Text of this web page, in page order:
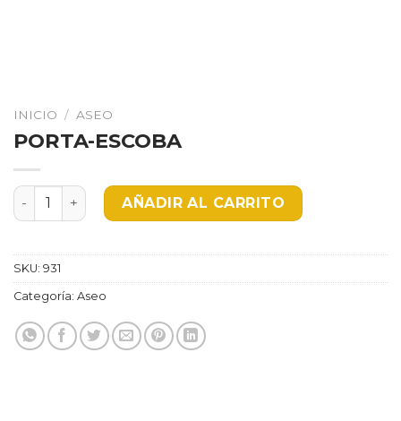
INICIO / ASEO
PORTA-ESCOBA
PORTA-ESCOBA cantidadAÑADIR AL CARRITO
SKU: 931
Categoría: Aseo